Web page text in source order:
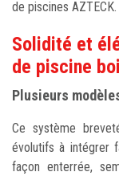
de piscines AZTECK.
Solidité et
de piscine
Plusieurs
Ce système
évolutifs à intégrer
façon enterrée,